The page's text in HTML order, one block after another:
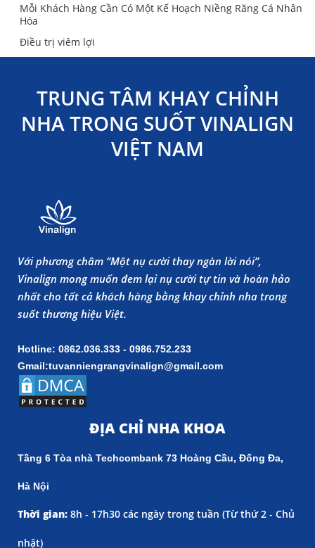
Mỗi Khách Hàng Cần Có Một Kế Hoạch Niềng Răng Cá Nhân
Hóa
Điều trị viêm lợi
TRUNG TÂM KHAY CHỈNH
NHA TRONG SUỐT VINALIGN
VIỆT NAM
Với phương châm “Một nụ cười thay ngàn lời nói”,
Vinalign mong muốn đem lại nụ cười tự tin và hoàn hảo
nhất cho tất cả khách hàng bằng khay chỉnh nha trong
suốt thương hiệu Việt.
Hotline: 0862.036.333 - 0986.752.233
Gmail:tuvanniengrangvinalign@gmail.com
ĐỊA CHỈ NHA KHOA
Tầng 6 Tòa nhà Techcombank 73 Hoàng Cầu, Đống Đa,
Hà Nội
Thời gian: 8h - 17h30 các ngày trong tuần (Từ thứ 2 - Chủ
nhật)